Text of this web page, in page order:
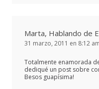
Marta, Hablando de
31 marzo, 2011 en 8:12
Totalmente enamorada
dediqué un post sobre
Besos guapísima!